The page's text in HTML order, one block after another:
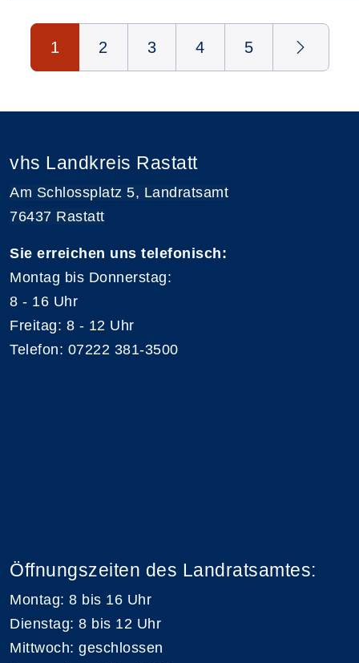
1 2 3 4 5
vhs Landkreis Rastatt
Am Schlossplatz 5, Landratsamt
76437 Rastatt
Sie erreichen uns telefonisch:
Montag bis Donnerstag:
8 - 16 Uhr
Freitag: 8 - 12 Uhr
Telefon: 07222 381-3500
Öffnungszeiten des Landratsamtes:
Montag: 8 bis 16 Uhr
Dienstag: 8 bis 12 Uhr
Mittwoch: geschlossen